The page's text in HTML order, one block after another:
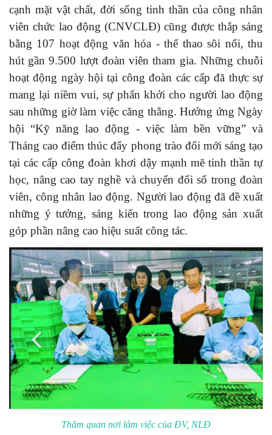
cạnh mặt vật chất, đời sống tinh thần của công nhân
viên chức lao động (CNVCLĐ) cũng được thắp sáng
bằng 107 hoạt động văn hóa - thể thao sôi nổi, thu
hút gần 9.500 lượt đoàn viên tham gia. Những chuỗi
hoạt động ngày hội tại công đoàn các cấp đã thực sự
mang lại niềm vui, sự phấn khởi cho người lao động
sau những giờ làm việc căng thẳng. Hưởng ứng Ngày
hội “Kỹ năng lao động - việc làm bền vững” và
Tháng cao điểm thúc đẩy phong trào đổi mới sáng tạo
tại các cấp công đoàn khơi dậy mạnh mẽ tinh thần tự
học, nâng cao tay nghề và chuyển đổi số trong đoàn
viên, công nhân lao động. Người lao động đã đề xuất
những ý tưởng, sáng kiến trong lao động sản xuất
góp phần nâng cao hiệu suất công tác.
Thăm quan nơi làm việc của ĐV, NLĐ